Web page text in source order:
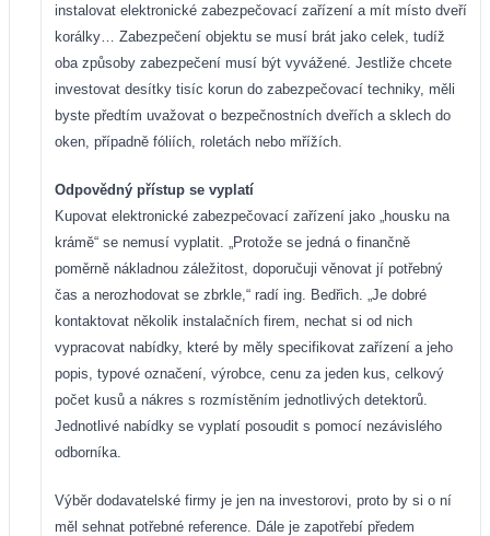
instalovat elektronické zabezpečovací zařízení a mít místo dveří
korálky… Zabezpečení objektu se musí brát jako celek, tudíž
oba způsoby zabezpečení musí být vyvážené. Jestliže chcete
investovat desítky tisíc korun do zabezpečovací techniky, měli
byste předtím uvažovat o bezpečnostních dveřích a sklech do
oken, případně fóliích, roletách nebo mřížích.
Odpovědný přístup se vyplatí
Kupovat elektronické zabezpečovací zařízení jako „housku na
krámě“ se nemusí vyplatit. „Protože se jedná o finančně
poměrně nákladnou záležitost, doporučuji věnovat jí potřebný
čas a nerozhodovat se zbrkle,“ radí ing. Bedřich. „Je dobré
kontaktovat několik instalačních firem, nechat si od nich
vypracovat nabídky, které by měly specifikovat zařízení a jeho
popis, typové označení, výrobce, cenu za jeden kus, celkový
počet kusů a nákres s rozmístěním jednotlivých detektorů.
Jednotlivé nabídky se vyplatí posoudit s pomocí nezávislého
odborníka.
Výběr dodavatelské firmy je jen na investorovi, proto by si o ní
měl sehnat potřebné reference. Dále je zapotřebí předem